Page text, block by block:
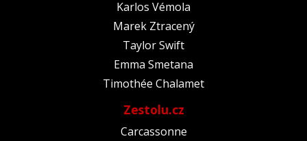
Karlos Vémola
Marek Ztracený
Taylor Swift
Emma Smetana
Timothée Chalamet
Zestolu.cz
Carcassonne